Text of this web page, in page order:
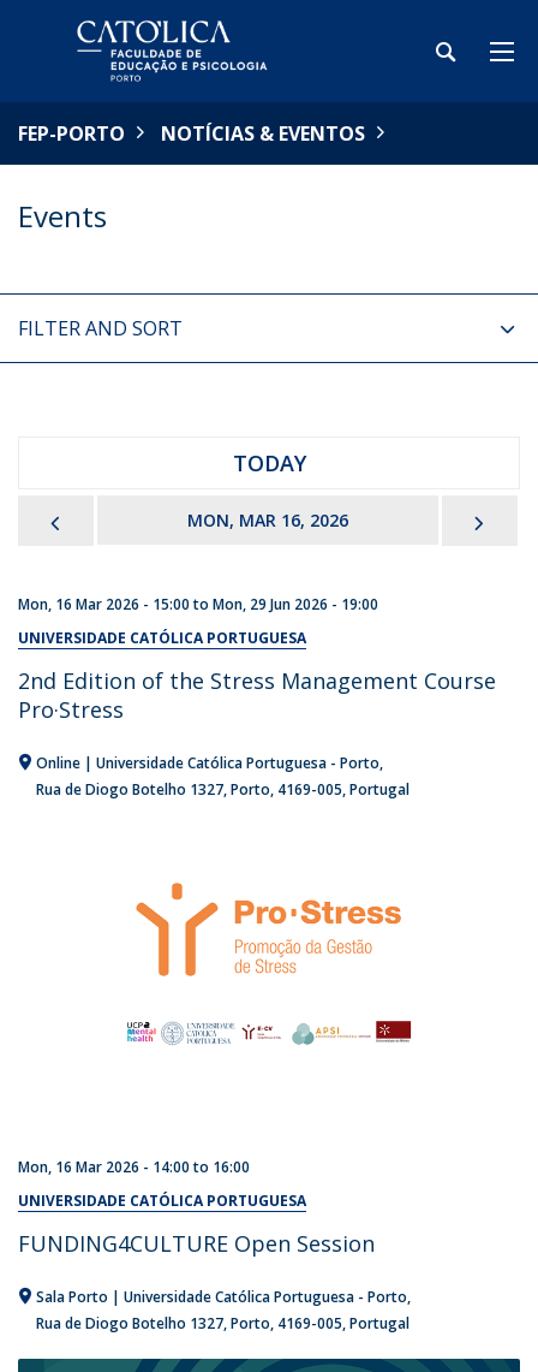
FEP-PORTO NOTÍCIAS & EVENTOS
Events
FILTER AND SORT
TODAY
MON, MAR 16, 2026
Mon, 16 Mar 2026 - 15:00to Mon, 29 Jun 2026 - 19:00
UNIVERSIDADE CATÓLICA PORTUGUESA
2nd Edition of the Stress Management Course
Pro·Stress
Online | Universidade Católica Portuguesa - Porto
Rua de Diogo Botelho 1327 Porto 4169-005 Portugal
Mon, 16 Mar 2026 - 14:00to 16:00
UNIVERSIDADE CATÓLICA PORTUGUESA
FUNDING4CULTURE Open Session
Sala Porto | Universidade Católica Portuguesa - Porto
Rua de Diogo Botelho 1327 Porto 4169-005 Portugal